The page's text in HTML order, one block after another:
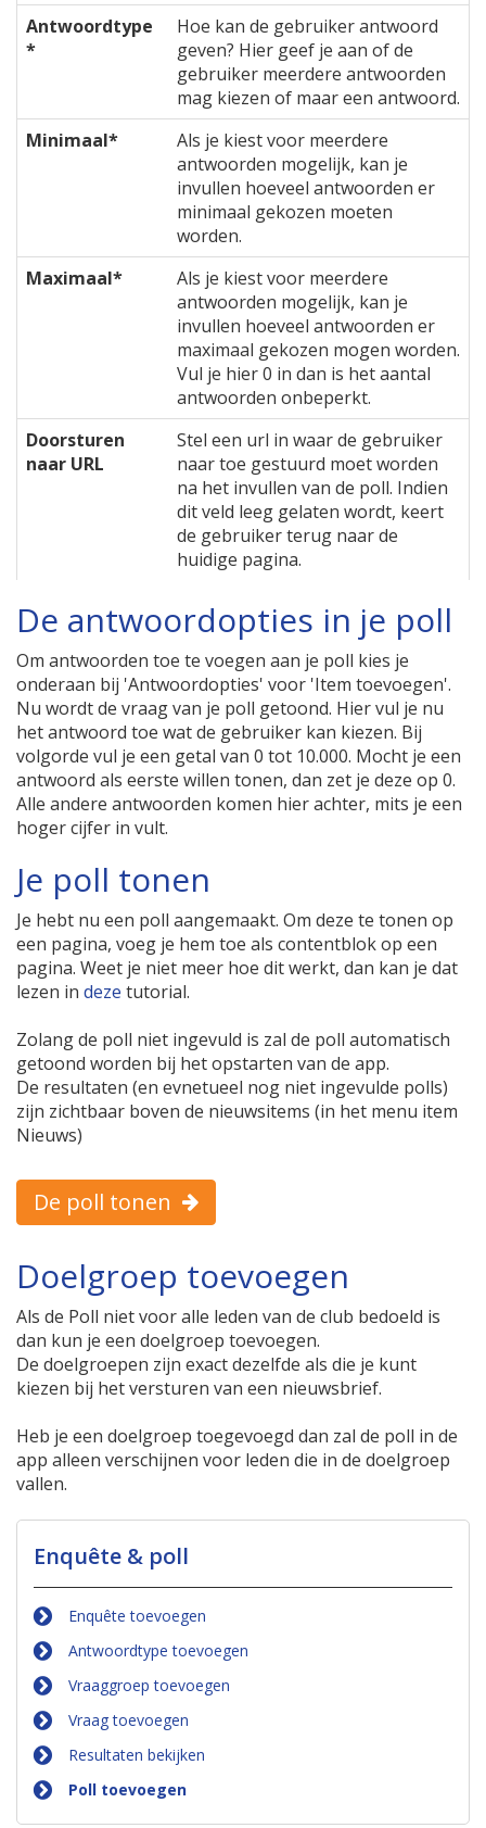
Antwoordtype
*
Hoe kan de gebruiker antwoord
geven? Hier geef je aan of de
gebruiker meerdere antwoorden
mag kiezen of maar een antwoord.
Minimaal*
Als je kiest voor meerdere
antwoorden mogelijk, kan je
invullen hoeveel antwoorden er
minimaal gekozen moeten
worden.
Maximaal*
Als je kiest voor meerdere
antwoorden mogelijk, kan je
invullen hoeveel antwoorden er
maximaal gekozen mogen worden.
Vul je hier 0 in dan is het aantal
antwoorden onbeperkt.
Doorsturen
naar URL
Stel een url in waar de gebruiker
naar toe gestuurd moet worden
na het invullen van de poll. Indien
dit veld leeg gelaten wordt, keert
de gebruiker terug naar de
huidige pagina.
De antwoordopties in je poll
Om antwoorden toe te voegen aan je poll kies je
onderaan bij 'Antwoordopties' voor 'Item toevoegen'.
Nu wordt de vraag van je poll getoond. Hier vul je nu
het antwoord toe wat de gebruiker kan kiezen. Bij
volgorde vul je een getal van 0 tot 10.000. Mocht je een
antwoord als eerste willen tonen, dan zet je deze op 0.
Alle andere antwoorden komen hier achter, mits je een
hoger cijfer in vult.
Je poll tonen
Je hebt nu een poll aangemaakt. Om deze te tonen op
een pagina, voeg je hem toe als contentblok op een
pagina. Weet je niet meer hoe dit werkt, dan kan je dat
lezen in deze tutorial.
Zolang de poll niet ingevuld is zal de poll automatisch
getoond worden bij het opstarten van de app.
De resultaten (en evnetueel nog niet ingevulde polls)
zijn zichtbaar boven de nieuwsitems (in het menu item
Nieuws)
De poll tonen
Doelgroep toevoegen
Als de Poll niet voor alle leden van de club bedoeld is
dan kun je een doelgroep toevoegen.
De doelgroepen zijn exact dezelfde als die je kunt
kiezen bij het versturen van een nieuwsbrief.
Heb je een doelgroep toegevoegd dan zal de poll in de
app alleen verschijnen voor leden die in de doelgroep
vallen.
Enquête & poll
Enquête toevoegen
Antwoordtype toevoegen
Vraaggroep toevoegen
Vraag toevoegen
Resultaten bekijken
Poll toevoegen